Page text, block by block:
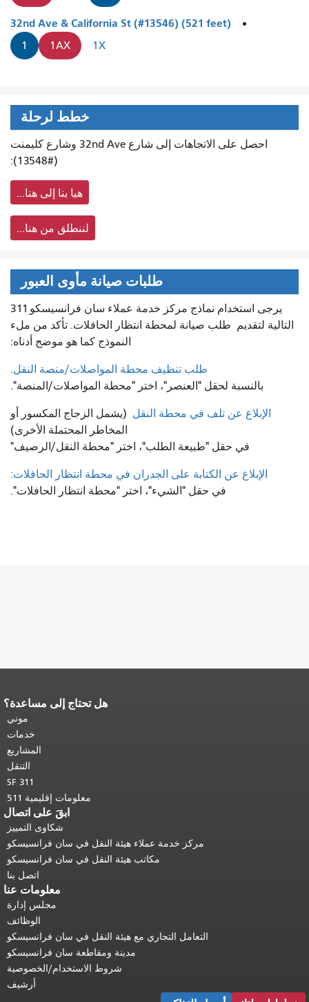
32nd Ave & California St (#13546) (521 feet)
1 1AX 1X
خطط لرحلة
احصل على الاتجاهات إلى شارع 32nd Ave وشارع كليمنت
(#13548):
هيا بنا إلى هنا...
لننطلق من هنا...
طلبات صيانة مأوى العبور
يرجى استخدام نماذج مركز خدمة عملاء سان فرانسيسكو 311
التالية لتقديم طلب صيانة لمحطة انتظار الحافلات. تأكد من ملء
النموذج كما هو موضح أدناه:
طلب تنظيف محطة المواصلات/منصة النقل.
بالنسبة لحقل "العنصر"، اختر "محطة المواصلات/المنصة".
الإبلاغ عن تلف في محطة النقل (يشمل الزجاج المكسور أو
المخاطر المحتملة الأخرى)
في حقل "طبيعة الطلب"، اختر "محطة النقل/الرصيف"
الإبلاغ عن الكتابة على الجدران في محطة انتظار الحافلات:
في حقل "الشيء"، اختر "محطة انتظار الحافلات".
هل تحتاج إلى مساعدة؟
موني
خدمات
المشاريع
التنقل
SF 311
معلومات إقليمية 511
ابقَ على اتصال
شكاوى التمييز
مركز خدمة عملاء هيئة النقل في سان فرانسيسكو
مكاتب هيئة النقل في سان فرانسيسكو
اتصل بنا
معلومات عنا
مجلس إدارة
الوظائف
التعامل التجاري مع هيئة النقل في سان فرانسيسكو
مدينة ومقاطعة سان فرانسيسكو
شروط الاستخدام/الخصوصية
أرشيف